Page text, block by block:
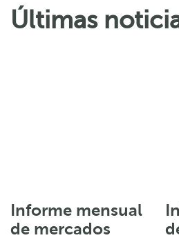
Últimas
Informe mensual
de mercados